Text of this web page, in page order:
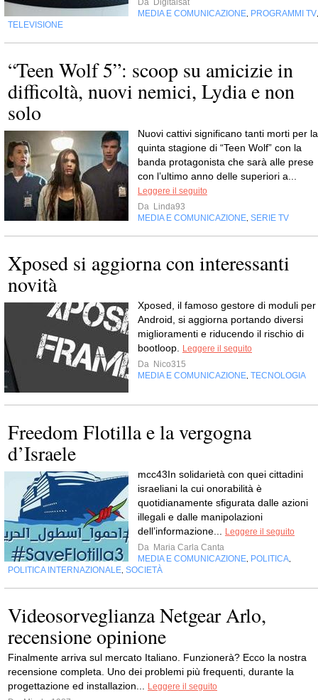
Da Digitalsat
MEDIA E COMUNICAZIONE, PROGRAMMI TV,
TELEVISIONE
“Teen Wolf 5”: scoop su amicizie in
difficoltà, nuovi nemici, Lydia e non
solo
Nuovi cattivi significano tanti morti per la
quinta stagione di “Teen Wolf” con la
banda protagonista che sarà alle prese
con l’ultimo anno delle superiori a...
Leggere il seguito
Da Linda93
MEDIA E COMUNICAZIONE, SERIE TV
Xposed si aggiorna con interessanti
novità
Xposed, il famoso gestore di moduli per
Android, si aggiorna portando diversi
miglioramenti e riducendo il rischio di
bootloop. Leggere il seguito
Da Nico315
MEDIA E COMUNICAZIONE, TECNOLOGIA
Freedom Flotilla e la vergogna
d’Israele
mcc43In solidarietà con quei cittadini
israeliani la cui onorabilità è
quotidianamente sfigurata dalle azioni
illegali e dalle manipolazioni
dell’informazione... Leggere il seguito
Da Maria Carla Canta
MEDIA E COMUNICAZIONE, POLITICA,
POLITICA INTERNAZIONALE, SOCIETÀ
Videosorveglianza Netgear Arlo,
recensione opinione
Finalmente arriva sul mercato Italiano. Funzionerà? Ecco la nostra
recensione completa. Uno dei problemi più frequenti, durante la
progettazione ed installazion... Leggere il seguito